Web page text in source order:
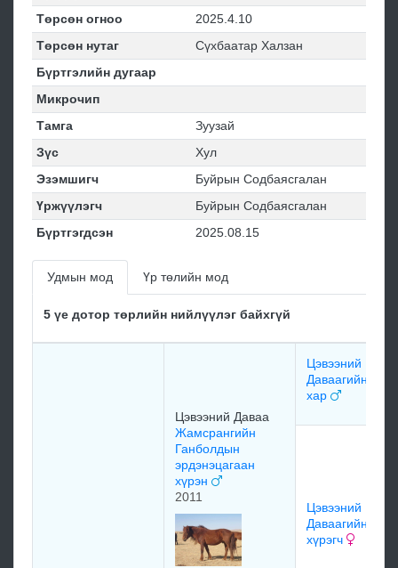
Төрсөн огноо
2025.4.10
Төрсөн нутаг
Сүхбаатар Халзан
Бүртгэлийн дугаар
Микрочип
Тамга
Зуузай
Зүс
Хул
Эзэмшигч
Буйрын Содбаясгалан
Үржүүлэгч
Буйрын Содбаясгалан
Бүртгэгдсэн
2025.08.15
Удмын мод Үр төлийн мод
5 үе дотор төрлийн нийлүүлэг байхгүй
Цэвээний Даваа
Жамсрангийн
Ганболдын
эрдэнэцагаан
хүрэн
2011
Цэвээний
Даваагийн
хар
Цэвээний
Даваагийн
хүрэгч